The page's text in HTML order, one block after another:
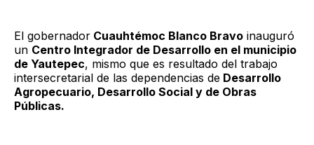
El gobernador Cuauhtémoc Blanco Bravo inauguró
un Centro Integrador de Desarrollo en el municipio
de Yautepec, mismo que es resultado del trabajo
intersecretarial de las dependencias de Desarrollo
Agropecuario, Desarrollo Social y de Obras
Públicas.